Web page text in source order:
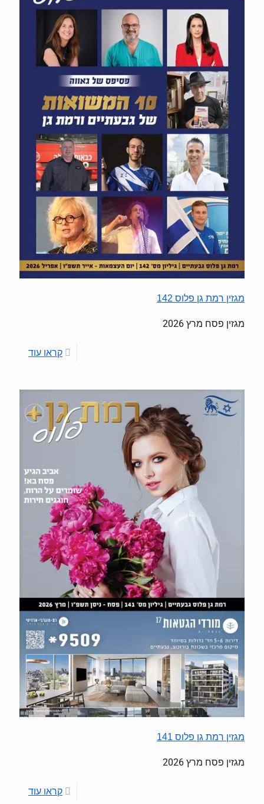
מגזין רמת גן פלוס 142
מגזין פסח מרץ 2026
קראו עוד
מגזין רמת גן פלוס 141
מגזין פסח מרץ 2026
קראו עוד